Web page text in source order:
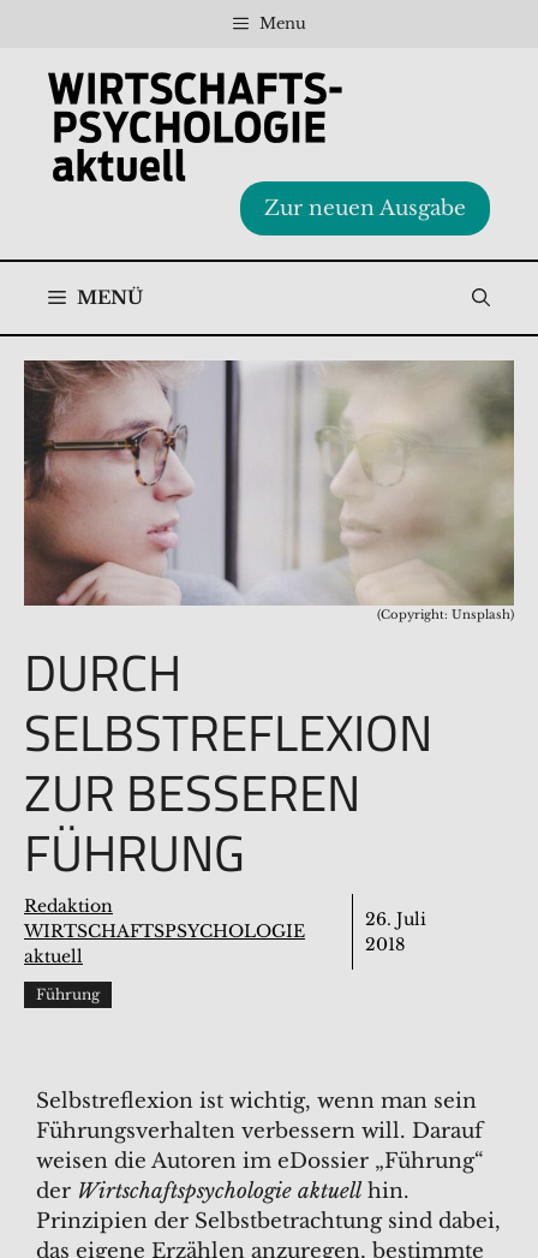
springen
Menu
Zur neuen Ausgabe
MENÜ
DURCH
SELBSTREFLEXION
ZUR BESSEREN
FÜHRUNG
Redaktion
WIRTSCHAFTSPSYCHOLOGIE
aktuell
26. Juli
2018
Führung
(Copyright: Unsplash)
Selbstreflexion ist wichtig, wenn man sein
Führungsverhalten verbessern will. Darauf
weisen die Autoren im eDossier „Führung“
der Wirtschaftspsychologie aktuell hin.
Prinzipien der Selbstbetrachtung sind dabei,
das eigene Erzählen anzuregen, bestimmte